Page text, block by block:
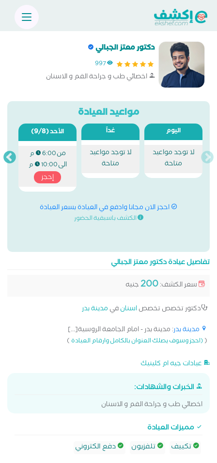
دكتور معتز الجبالي
997
اخصائي طب و جراحة الفم و الاسنان
مواعيد العيادة
اليوم
لا توجد مواعيد
متاحة
غداً
لا توجد مواعيد
متاحة
الأحد(9/8)
من6:00 م
الى10:00 م
إحجز
احجز الان مجانا وادفع في العيادة بسعر العيادة
الكشف باسبقية الحضور
تفاصيل عيادة دكتور معتز الجبالي
سعر الكشف:200جنيه
دكتور تخصص تخصصاسنانفي مدينة بدر
مدينة بدر: مدينة بدر - امام الجامعة الروسية[...]
((احجز وسوف يصلك العنوان بالكامل وارقام العيادة)
عيادات جيه ام كلينيك
الخبرات والشهادات:
اخصائي طب و جراحة الفم و الاسنان
مميزات العيادة
تكييف
تلفزيون دفع الكتروني